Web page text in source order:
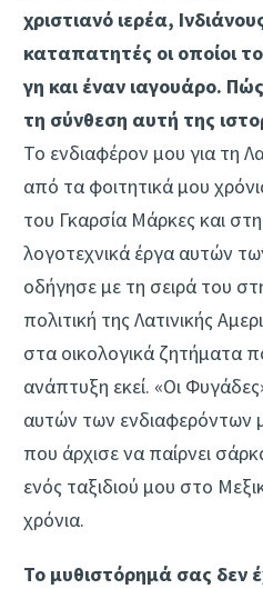
χριστιανό ιερέα,
καταπατητές οι οποίοι
γη και έναν ιαγουάρο.
τη σύνθεση αυτή της
Το ενδιαφέρον μου για τη
από τα φοιτητικά μου
του Γκαρσία Μάρκες και
λογοτεχνικά έργα αυτών
οδήγησε με τη σειρά του
πολιτική της Λατινικής
στα οικολογικά ζητήματα
ανάπτυξη εκεί. «Οι
αυτών των ενδιαφερόντων
που άρχισε να παίρνει
ενός ταξιδιού μου στο
χρόνια.
Το μυθιστόρημά σας δεν